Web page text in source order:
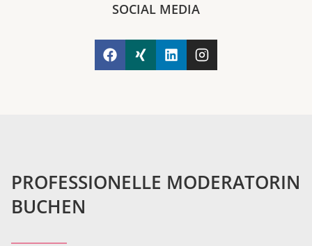
SOCIAL MEDIA
PROFESSIONELLE MODERATORIN
BUCHEN